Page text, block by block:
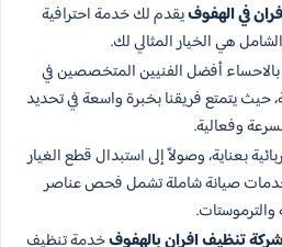
في الهفوفيقدم لك خدمة احترافية
هي الخيار المثالي لك.
أفضل الفنيين المتخصصين في
حيث يتمتع فريقنا بخبرة واسعة في تحديد
وفعالية.
بعناية، وصولاً إلى استبدال قطع الغيار
خدمات صيانة شاملة تشمل فحص عناصر
والترموستات.
شركة تنظيف افران بالهفوفخدمة تنظيف